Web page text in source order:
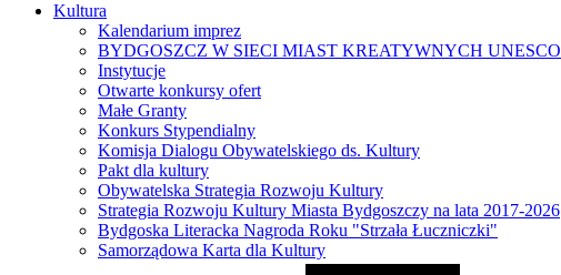
Kultura
Kalendarium imprez
BYDGOSZCZ W SIECI MIAST KREATYWNYCH UNESCO
Instytucje
Otwarte konkursy ofert
Małe Granty
Konkurs Stypendialny
Komisja Dialogu Obywatelskiego ds. Kultury
Pakt dla kultury
Obywatelska Strategia Rozwoju Kultury
Strategia Rozwoju Kultury Miasta Bydgoszczy na lata 2017-2026
Bydgoska Literacka Nagroda Roku "Strzała Łuczniczki"
Samorządowa Karta dla Kultury